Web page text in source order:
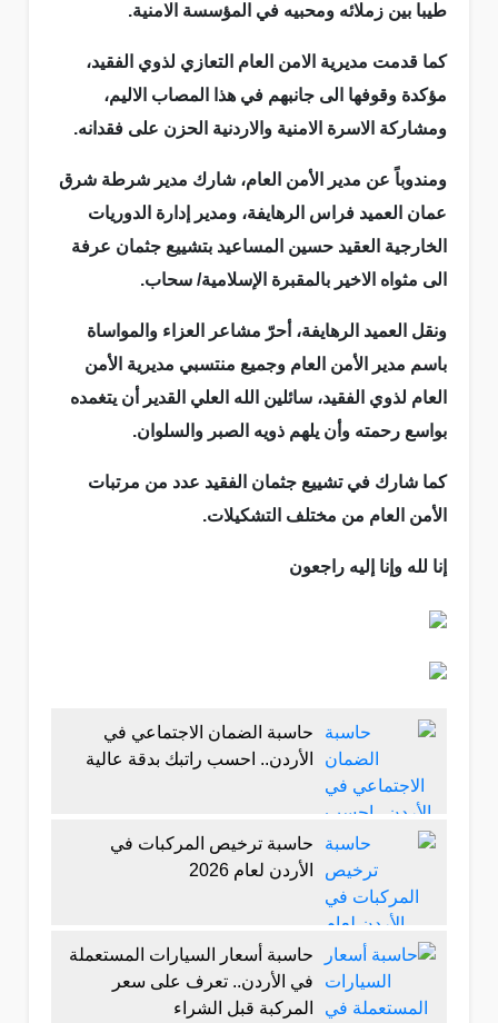
طيبا بين زملائه ومحبيه في المؤسسة الامنية.
كما قدمت مديرية الامن العام التعازي لذوي الفقيد،
مؤكدة وقوفها الى جانبهم في هذا المصاب الاليم،
ومشاركة الاسرة الامنية والاردنية الحزن على فقدانه.
ومندوباً عن مدير الأمن العام، شارك مدير شرطة شرق
عمان العميد فراس الرهايفة، ومدير إدارة الدوريات
الخارجية العقيد حسين المساعيد بتشييع جثمان عرفة
الى مثواه الاخير بالمقبرة الإسلامية/ سحاب.
ونقل العميد الرهايفة، أحرّ مشاعر العزاء والمواساة
باسم مدير الأمن العام وجميع منتسبي مديرية الأمن
العام لذوي الفقيد، سائلين الله العلي القدير أن يتغمده
بواسع رحمته وأن يلهم ذويه الصبر والسلوان.
كما شارك في تشييع جثمان الفقيد عدد من مرتبات
الأمن العام من مختلف التشكيلات.
إنا لله وإنا إليه راجعون
حاسبة الضمان الاجتماعي في
الأردن.. احسب راتبك بدقة عالية
حاسبة ترخيص المركبات في
الأردن لعام 2026
حاسبة أسعار السيارات المستعملة
في الأردن.. تعرف على سعر
المركبة قبل الشراء